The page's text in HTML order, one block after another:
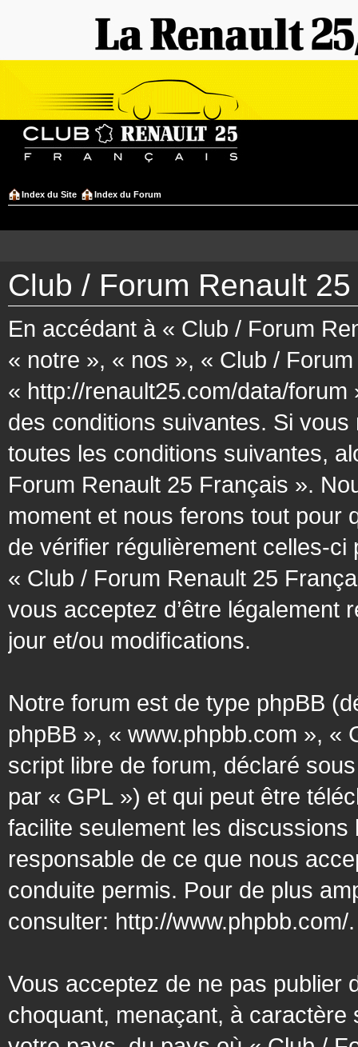
Index du Site Index du Forum
Club / Forum Renault
En accédant à « Club / Forum
« notre », « nos », « Club /
« http://renault25.com/data/
des conditions suivantes. Si vous
toutes les conditions suivantes,
Forum Renault 25 Français ».
moment et nous ferons tout pour
de vérifier régulièrement celles-ci
« Club / Forum Renault 25
vous acceptez d’être légalement
jour et/ou modifications.
Notre forum est de type phpBB
phpBB », « www.phpbb.com », «
script libre de forum, déclaré
par « GPL ») et qui peut être
facilite seulement les
responsable de ce que nous
conduite permis. Pour de plus
consulter: http://www.phpbb.com/.
Vous acceptez de ne pas publier
choquant, menaçant, à